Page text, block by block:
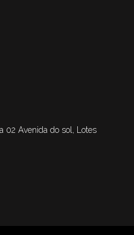
02 Avenida do sol, Lotes